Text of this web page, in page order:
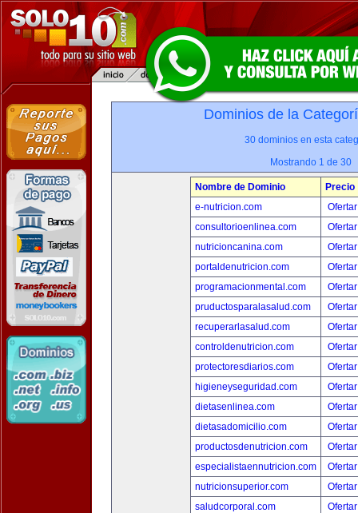
Dominios de la
30 dominios en esta
Mostrando 1 de 30
Nombre de Dominio
Precio
e-nutricion.com
consultorioenlinea.com
nutricioncanina.com
portaldenutricion.com
programacionmental.com
pruductosparalasalud.com
recuperarlasalud.com
controldenutricion.com
protectoresdiarios.com
higieneyseguridad.com
dietasenlinea.com
dietasadomicilio.com
productosdenutricion.com
especialistaennutricion.com
nutricionsuperior.com
saludcorporal.com